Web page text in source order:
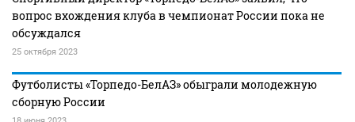
вопрос вхождения клуба в чемпионат России пока не
обсуждался
25 октября 2023
Футболисты «Торпедо-БелАЗ» обыграли молодежную
сборную России